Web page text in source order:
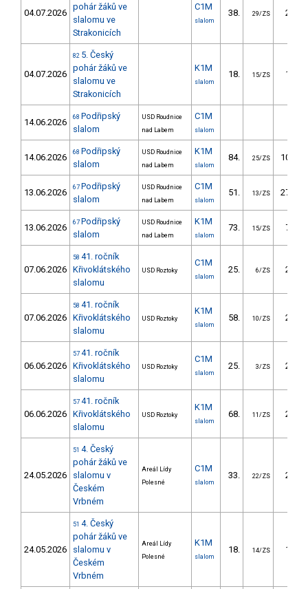
04.07.2026
pohár žáků ve
slalomu ve
Strakonicích
C1M
slalom
38. 29/ZS 23.92
04.07.2026
82 5. Český
pohár žáků ve
slalomu ve
Strakonicích
K1M
slalom
18. 15/ZS 13.61
14.06.2026 68 Podřipský
slalom
USD Roudnice
nad Labem
C1M
slalom
14.06.2026 68 Podřipský
slalom
USD Roudnice
nad Labem
K1M
slalom
84. 25/ZS 100.35
13.06.2026 67 Podřipský
slalom
USD Roudnice
nad Labem
C1M
slalom
51. 13/ZS 270.46
13.06.2026 67 Podřipský
slalom
USD Roudnice
nad Labem
K1M
slalom
73. 15/ZS 72.55
07.06.2026
58 41. ročník
Křivoklátského
slalomu
USD Roztoky
C1M
slalom
25. 6/ZS 21.96
07.06.2026
58 41. ročník
Křivoklátského
slalomu
USD Roztoky
K1M
slalom
58. 10/ZS 27.36
06.06.2026
57 41. ročník
Křivoklátského
slalomu
USD Roztoky
C1M
slalom
25. 3/ZS 29.57
06.06.2026
57 41. ročník
Křivoklátského
slalomu
USD Roztoky
K1M
slalom
68. 11/ZS 28.79
24.05.2026
51 4. Český
pohár žáků ve
slalomu v
Českém
Vrbném
Areál Lídy
Polesné
C1M
slalom
33. 22/ZS 25.88
24.05.2026
51 4. Český
pohár žáků ve
slalomu v
Českém
Vrbném
Areál Lídy
Polesné
K1M
slalom
18. 14/ZS 11.93